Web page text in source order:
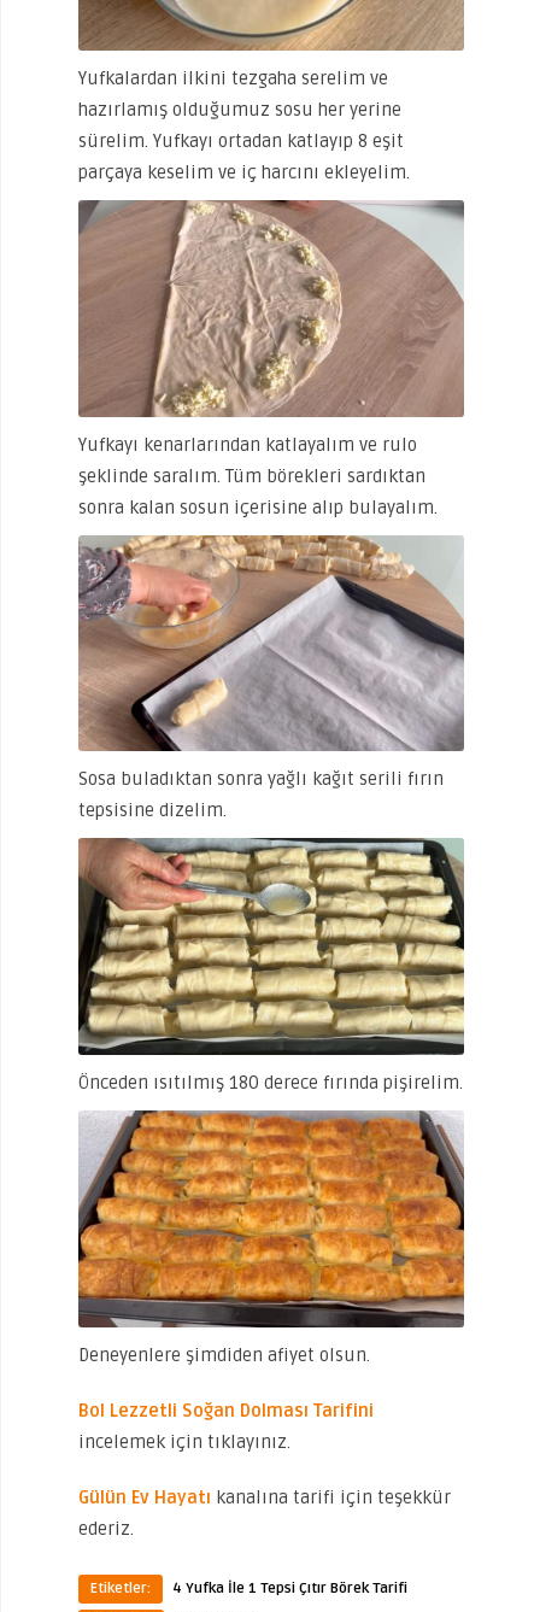
Yufkalardan ilkini tezgaha serelim ve
hazırlamış olduğumuz sosu her yerine
sürelim. Yufkayı ortadan katlayıp 8 eşit
parçaya keselim ve iç harcını ekleyelim.
Yufkayı kenarlarından katlayalım ve rulo
şeklinde saralım. Tüm börekleri sardıktan
sonra kalan sosun içerisine alıp bulayalım.
Sosa buladıktan sonra yağlı kağıt serili fırın
tepsisine dizelim.
Önceden ısıtılmış 180 derece fırında pişirelim.
Deneyenlere şimdiden afiyet olsun.
Bol Lezzetli Soğan Dolması Tarifini
incelemek için tıklayınız.
Gülün Ev Hayatı kanalına tarifi için teşekkür
ederiz.
Etiketler:
4 Yufka İle 1 Tepsi Çıtır Börek Tarifi